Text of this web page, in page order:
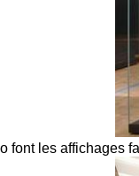
font les affichages